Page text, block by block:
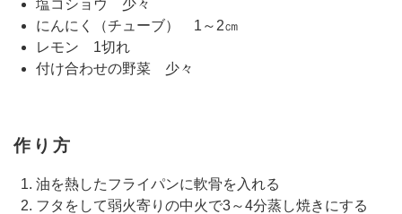
塩コショウ 少々
にんにく（チューブ） 1～2㎝
レモン 1切れ
付け合わせの野菜 少々
作り方
油を熱したフライパンに軟骨を入れる
フタをして弱火寄りの中火で3～4分蒸し焼きにする